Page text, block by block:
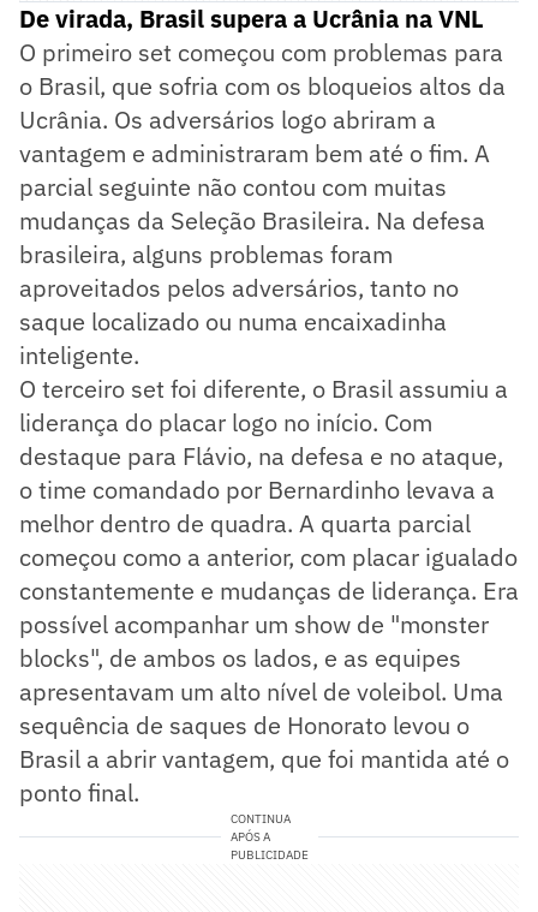
De virada, Brasil supera a Ucrânia na VNL
O primeiro set começou com problemas para
o Brasil, que sofria com os bloqueios altos da
Ucrânia. Os adversários logo abriram a
vantagem e administraram bem até o fim. A
parcial seguinte não contou com muitas
mudanças da Seleção Brasileira. Na defesa
brasileira, alguns problemas foram
aproveitados pelos adversários, tanto no
saque localizado ou numa encaixadinha
inteligente.
O terceiro set foi diferente, o Brasil assumiu a
liderança do placar logo no início. Com
destaque para Flávio, na defesa e no ataque,
o time comandado por Bernardinho levava a
melhor dentro de quadra. A quarta parcial
começou como a anterior, com placar igualado
constantemente e mudanças de liderança. Era
possível acompanhar um show de "monster
blocks", de ambos os lados, e as equipes
apresentavam um alto nível de voleibol. Uma
sequência de saques de Honorato levou o
Brasil a abrir vantagem, que foi mantida até o
ponto final.
CONTINUA
APÓS A
PUBLICIDADE